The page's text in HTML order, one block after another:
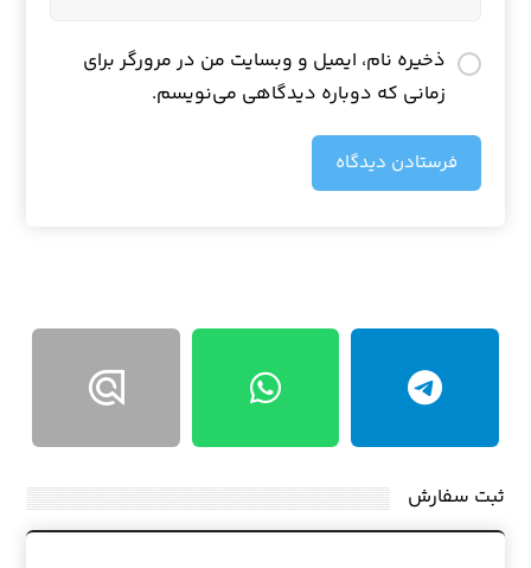
ذخیره نام، ایمیل و وبسایت من در مرورگر برای
زمانی که دوباره دیدگاهی می‌نویسم.
فرستادن دیدگاه
ثبت سفارش